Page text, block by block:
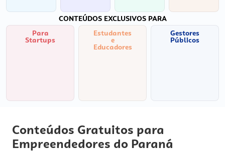
CONTEÚDOS EXCLUSIVOS PARA
Para
Startups
Estudantes
e
Educadores
Gestores
Públicos
Conteúdos Gratuitos para
Empreendedores do Paraná